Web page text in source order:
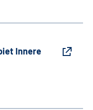
Innere